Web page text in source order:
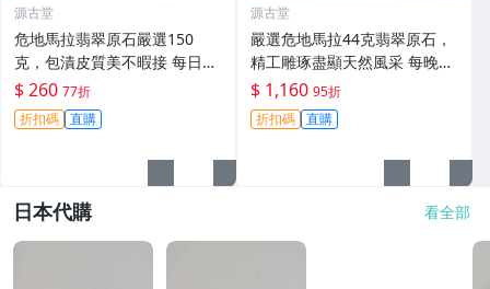
源古堂
危地馬拉翡翠原石嚴選150
克，包漬皮質美不暇接 每日拍
賣晚11點截標 真實成交 危地
馬拉、翡翠原石、包漿皮
$ 260 77折
折扣碼 直購
源古堂
嚴選危地馬拉44克翡翠原石，
精工雕琢盡顯天然風采 每晚11
點截標 日拍推薦 危地馬拉 翡
翠原石 雕琢作品
$ 1,160 95折
折扣碼 直購
日本代購 看全部